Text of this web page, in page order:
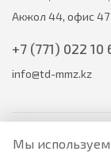
Мы
Акжол 44, офис 47
+7 (771) 022 10
info@td-mmz.kz